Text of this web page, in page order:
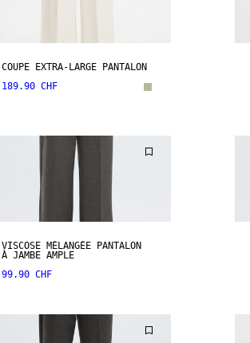
COUPE EXTRA-LARGE PANTALON
189.90 CHF
VISCOSE MÉLANGÉE PANTALON
À JAMBE AMPLE
99.90 CHF